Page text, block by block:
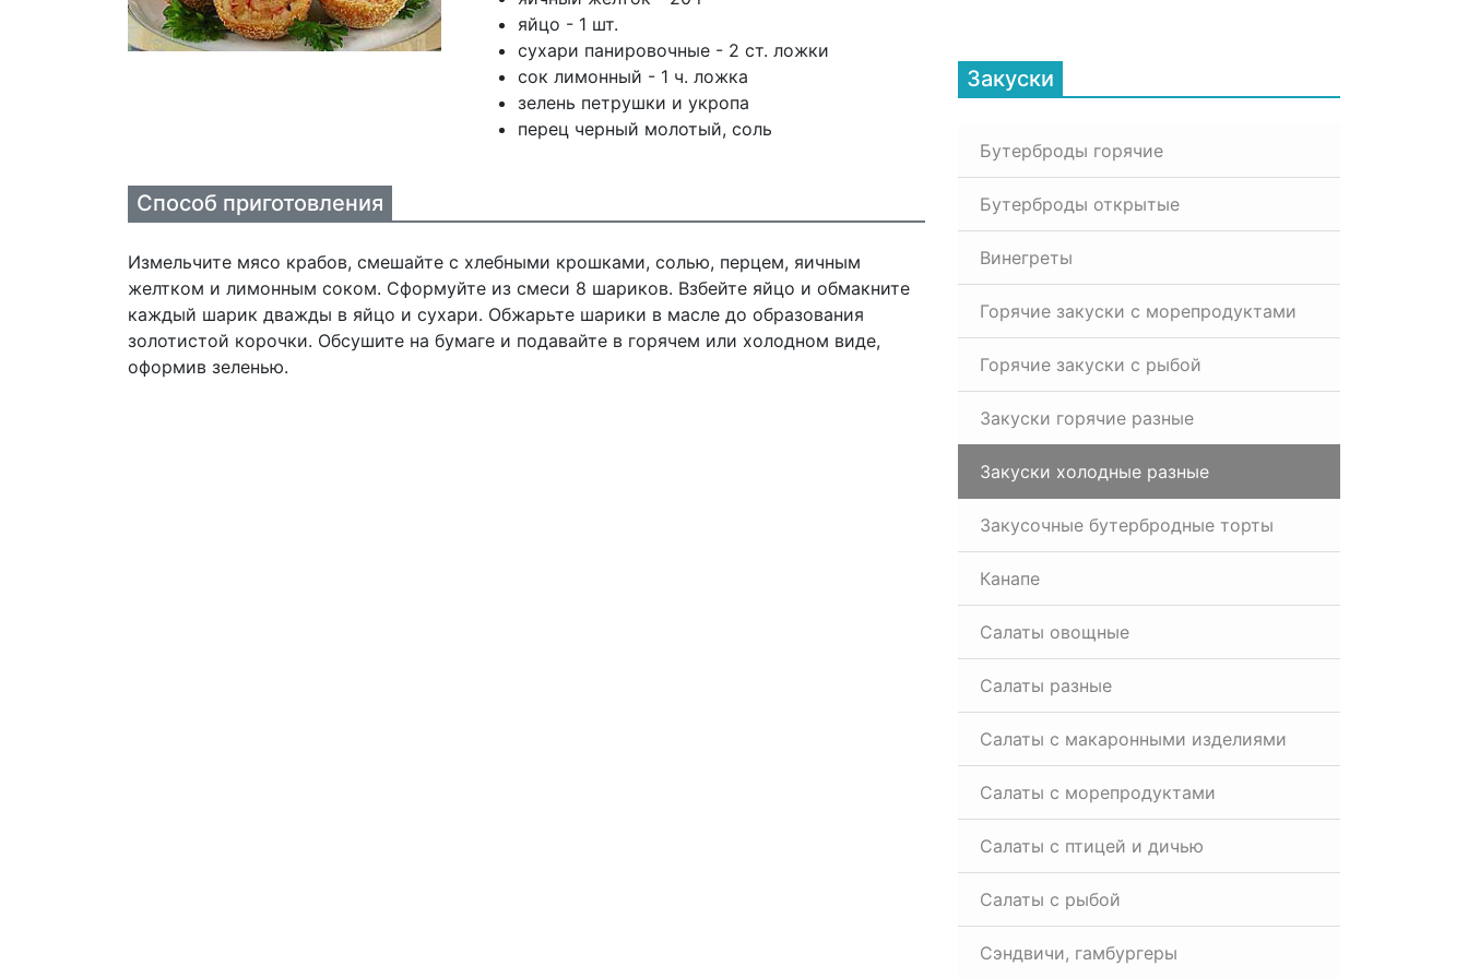
яйцо - 1 шт.
сухари панировочные - 2 ст. ложки
сок лимонный - 1 ч. ложка
зелень петрушки и укропа
перец черный молотый, соль
Способ приготовления
Измельчите мясо крабов, смешайте с хлебными крошками, солью, перцем, яичным
желтком и лимонным соком. Сформуйте из смеси 8 шариков. Взбейте яйцо и обмакните
каждый шарик дважды в яйцо и сухари. Обжарьте шарики в масле до образования
золотистой корочки. Обсушите на бумаге и подавайте в горячем или холодном виде,
оформив зеленью.
Закуски
Бутерброды горячие
Бутерброды открытые
Винегреты
Горячие закуски с морепродуктами
Горячие закуски с рыбой
Закуски горячие разные
Закуски холодные разные
Закусочные бутербродные торты
Канапе
Салаты овощные
Салаты разные
Салаты с макаронными изделиями
Салаты с морепродуктами
Салаты с птицей и дичью
Салаты с рыбой
Сэндвичи, гамбургеры